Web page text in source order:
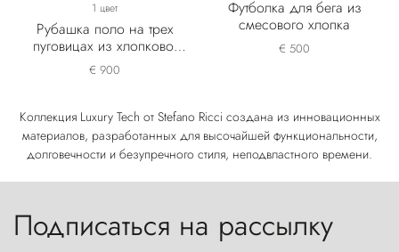
1 цвет
Рубашка поло на трех
пуговицах из хлопково-
шелкового пике
€ 900
Футболка для бега из
смесового хлопка
€ 500
Коллекция Luxury Tech от Stefano Ricci создана из инновационных
материалов, разработанных для высочайшей функциональности,
долговечности и безупречного стиля, неподвластного времени.
Подписаться на рассылку